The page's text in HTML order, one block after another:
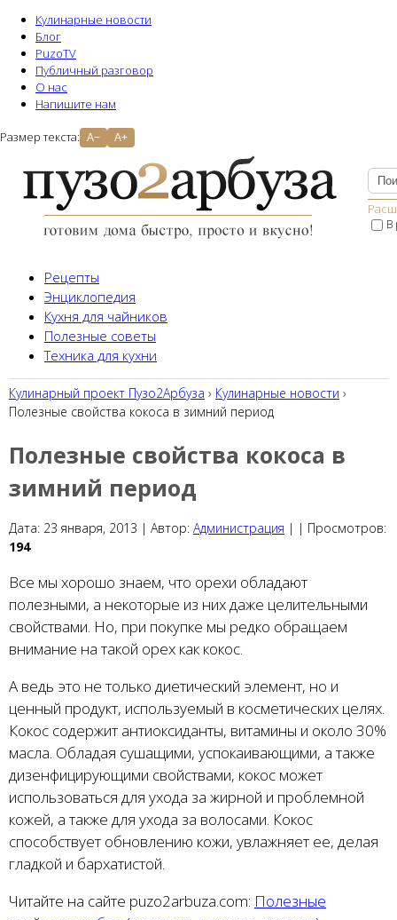
Кулинарные новости
Блог
PuzoTV
Публичный разговор
О нас
Напишите нам
Размер текста: A− A+
В
Рецепты
Энциклопедия
Кухня для чайников
Полезные советы
Техника для кухни
Кулинарный проект Пузо2Aрбуза › Кулинарные новости ›
Полезные свойства кокоса в зимний период
Полезные свойства кокоса в
зимний период
Дата: 23 января, 2013 | Автор: Администрация | | Просмотров:
194
Все мы хорошо знаем, что орехи обладают
полезными, а некоторые из них даже целительными
свойствами. Но, при покупке мы редко обращаем
внимание на такой орех как кокос.
А ведь это не только диетический элемент, но и
ценный продукт, используемый в косметических целях.
Кокос содержит антиоксиданты, витамины и около 30%
масла. Обладая сушащими, успокаивающими, а также
дизенфицирующими свойствами, кокос может
использоваться для ухода за жирной и проблемной
кожей, а также для ухода за волосами. Кокос
способствует обновлению кожи, увлажняет ее, делая
гладкой и бархатистой.
Читайте на сайте puzo2arbuza.com: Полезные